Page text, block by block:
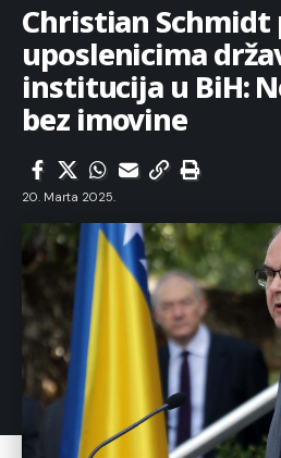
Christian Schmidt
uposlenicima
institucija u BiH:
bez imovine
20. Marta 2025.